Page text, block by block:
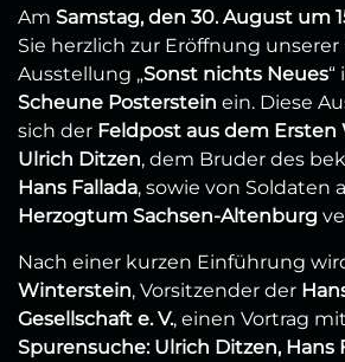
Am Samstag, den 30. August um
Sie herzlich zur Eröffnung
Ausstellung „Sonst nichts Neues“
Scheune Posterstein ein. Diese
sich der Feldpost aus dem Ersten
Ulrich Ditzen, dem Bruder des
Hans Fallada, sowie von Soldaten
Herzogtum Sachsen-Altenburg
Nach einer kurzen Einführung
Winterstein, Vorsitzender der
Gesellschaft e. V., einen Vortrag
Spurensuche: Ulrich Ditzen, Hans